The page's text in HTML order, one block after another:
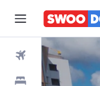
Flüge
Hotels